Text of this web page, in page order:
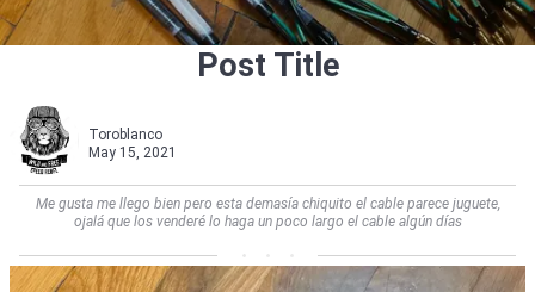
Post Title
Toroblanco
May 15, 2021
Me gusta me llego bien pero esta demasía chiquito el cable parece juguete,
ojalá que los venderé lo haga un poco largo el cable algún días